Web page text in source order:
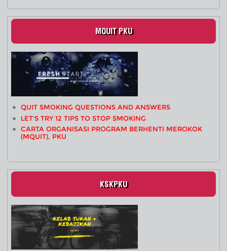
MQUIT PKU
QUIT SMOKING QUESTIONS AND ANSWERS
LET'S TRY 12 TIPS TO STOP SMOKING
CARTA ORGANISASI PROGRAM BERHENTI MEROKOK
(MQUIT), PKU
KSKPKU